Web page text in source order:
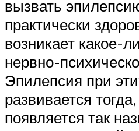
вызвать
практически
возникает какое-
нервно-
Эпилепсия при
развивается
появляется так